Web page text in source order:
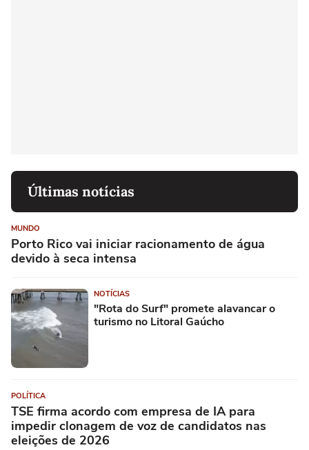
Últimas notícias
MUNDO
Porto Rico vai iniciar racionamento de água
devido à seca intensa
NOTÍCIAS
"Rota do Surf" promete alavancar o
turismo no Litoral Gaúcho
POLÍTICA
TSE firma acordo com empresa de IA para
impedir clonagem de voz de candidatos nas
eleições de 2026